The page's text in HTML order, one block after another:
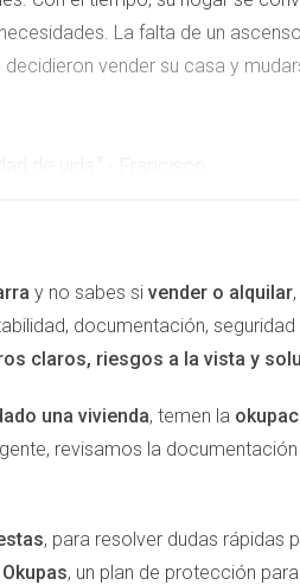
La falta de un
vender su casa y
sin tener que lidiar con
experiencia es representativa de
por su hogar, comenzó a
la posibilidad de mudarse
urbano.
- Rosa
y no sabes si vender o alquilar
documentación, seguridad
claros, riesgos a la vista y
una vivienda, temen la
revisamos la
, para resolver dudas rápidas
, un plan de protección